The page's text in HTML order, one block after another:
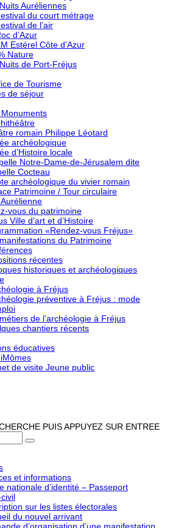
Auréliennes
du court métrage
de l’air
d’Azur
Estérel Côte d’Azur
Nature
de Port-Fréjus
de Tourisme
de séjour
romain Philippe Léotard
archéologique
d’Histoire locale
Notre-Dame-de-Jérusalem dite
Cocteau
archéologique du vivier romain
Patrimoine / Tour circulaire
vous du patrimoine
Ville d’art et d’Histoire
«Rendez-vous Fréjus»
du Patrimoine
récentes
historiques et archéologiques
à Fréjus
préventive à Fréjus : mode
de l’archéologie à Fréjus
chantiers récents
éducatives
de visite Jeune public
PUIS APPUYEZ SUR ENTREE
et informations
nationale d’identité – Passeport
sur les listes électorales
du nouvel arrivant